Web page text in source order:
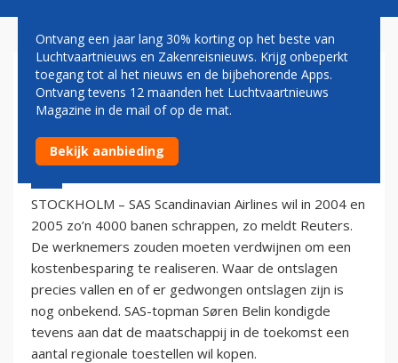
SAS SCHRAPT 4000 BANEN
EN WIL REGIONAL JETS
27 maart 2004 - 1:00
STOCKHOLM – SAS Scandinavian Airlines wil in 2004 en
2005 zo’n 4000 banen schrappen, zo meldt Reuters.
De werknemers zouden moeten verdwijnen om een
kostenbesparing te realiseren. Waar de ontslagen
precies vallen en of er gedwongen ontslagen zijn is
nog onbekend. SAS-topman Søren Belin kondigde
tevens aan dat de maatschappij in de toekomst een
aantal regionale toestellen wil kopen.
Ontvang een jaar lang 30% korting op het beste van
Luchtvaartnieuws en Zakenreisnieuws. Krijg onbeperkt
toegang tot al het nieuws en de bijbehorende Apps.
Ontvang tevens 12 maanden het Luchtvaartnieuws
Magazine in de mail of op de mat.
Bekijk aanbieding